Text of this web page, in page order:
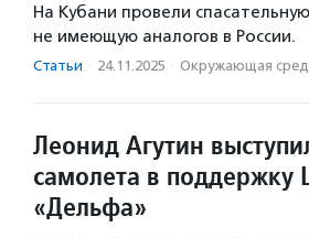
На Кубани провели
не имеющую аналогов в России.
Статьи · 24.11.2025 · Окружающая
Леонид Агутин
самолета в поддержку
«Дельфа»